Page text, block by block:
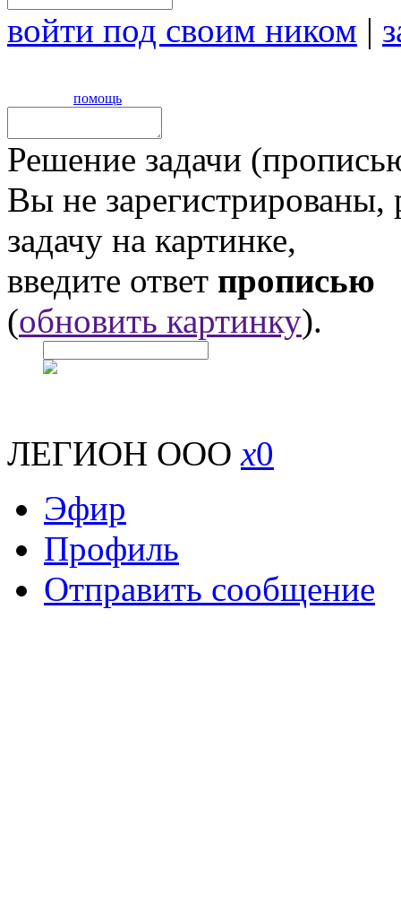
войти под своим ником |
помощь
Решение задачи
Вы не
задачу на картинке,
введите ответ прописью
(обновить картинку).
ЛЕГИОН ОООx0
Эфир
Профиль
Отправить сообщение